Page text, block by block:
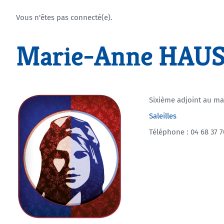
Vous n'êtes pas connecté(e).
Marie-Anne
Sixième adjoint au
Saleilles
Téléphone : 04 68 37